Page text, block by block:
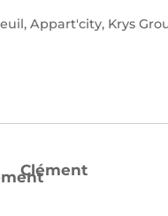
Appart'city, Krys
Clément